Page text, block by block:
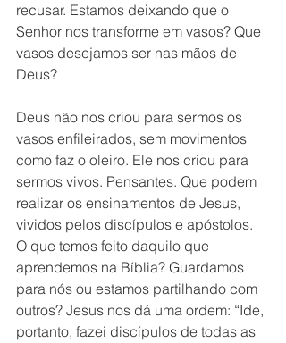
recusar. Estamos deixando que o
Senhor nos transforme em vasos? Que
vasos desejamos ser nas mãos de
Deus?
Deus não nos criou para sermos os
vasos enfileirados, sem movimentos
como faz o oleiro. Ele nos criou para
sermos vivos. Pensantes. Que podem
realizar os ensinamentos de Jesus,
vividos pelos discípulos e apóstolos.
O que temos feito daquilo que
aprendemos na Bíblia? Guardamos
para nós ou estamos partilhando com
outros? Jesus nos dá uma ordem: “Ide,
portanto, fazei discípulos de todas as